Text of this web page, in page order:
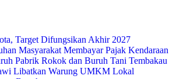
Target Difungsikan Akhir 2027
Masyarakat Membayar Pajak Kendaraan
Pabrik Rokok dan Buruh Tani Tembakau
Libatkan Warung UMKM Lokal